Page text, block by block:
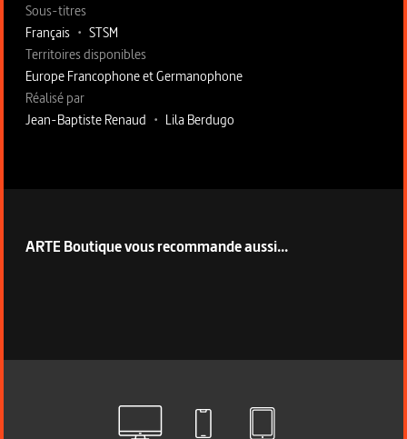
Sous-titres
Français • STSM
Territoires disponibles
Europe Francophone et Germanophone
Fiche technique section droite
Réalisé par
Jean-Baptiste Renaud • Lila Berdugo
ARTE Boutique vous recommande aussi...